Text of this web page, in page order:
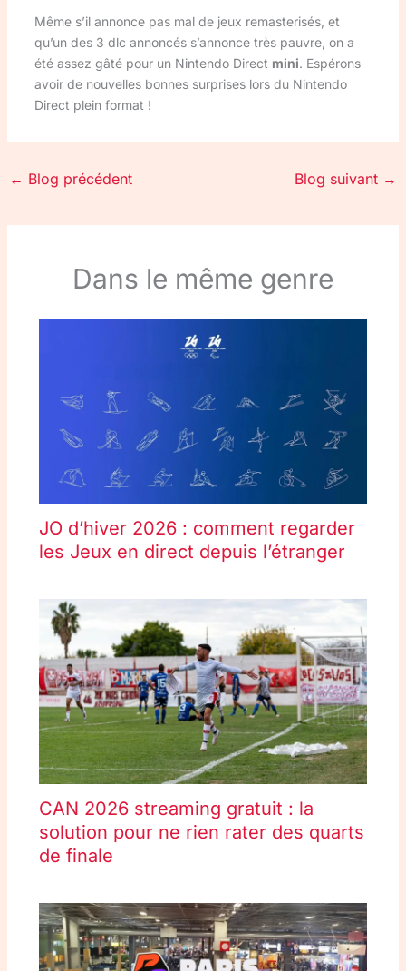
Même s’il annonce pas mal de jeux remasterisés, et
qu’un des 3 dlc annoncés s’annonce très pauvre, on a
été assez gâté pour un Nintendo Direct mini. Espérons
avoir de nouvelles bonnes surprises lors du Nintendo
Direct plein format !
← Blog précédent Blog suivant →
Dans le même genre
JO d’hiver 2026 : comment regarder
les Jeux en direct depuis l’étranger
CAN 2026 streaming gratuit : la
solution pour ne rien rater des quarts
de finale